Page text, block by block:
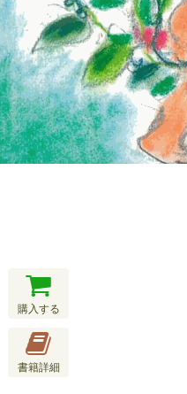
購入する
書籍詳細